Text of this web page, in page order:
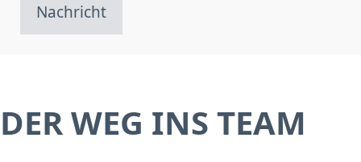
Nachricht
DER WEG INS TEAM